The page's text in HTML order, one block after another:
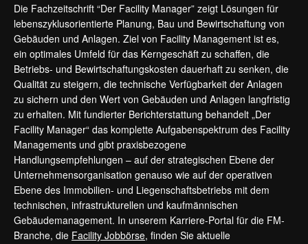
Die Fachzeitschrift “Der Facility Manager” zeigt Lösungen für
lebenszyklusorientierte Planung, Bau und Bewirtschaftung von
Gebäuden und Anlagen. Ziel von Facility Management ist es,
ein optimales Umfeld für das Kerngeschäft zu schaffen, die
Betriebs- und Bewirtschaftungskosten dauerhaft zu senken, die
Qualität zu steigern, die technische Verfügbarkeit der Anlagen
zu sichern und den Wert von Gebäuden und Anlagen langfristig
zu erhalten. Mit fundierter Berichterstattung behandelt „Der
Facility Manager“ das komplette Aufgabenspektrum des Facility
Managements und gibt praxisbezogene
Handlungsempfehlungen – auf der strategischen Ebene der
Unternehmensorganisation genauso wie auf der operativen
Ebene des Immobilien- und Liegenschaftsbetriebs mit dem
technischen, infrastrukturellen und kaufmännischen
Gebäudemanagement. In unserem Karriere-Portal für die FM-
Branche, die Facility Jobbörse, finden Sie aktuelle